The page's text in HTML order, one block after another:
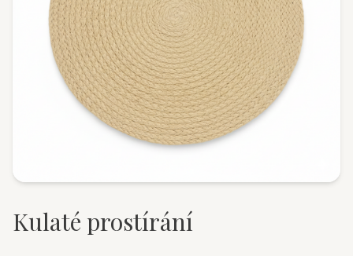
Kulaté prostírání